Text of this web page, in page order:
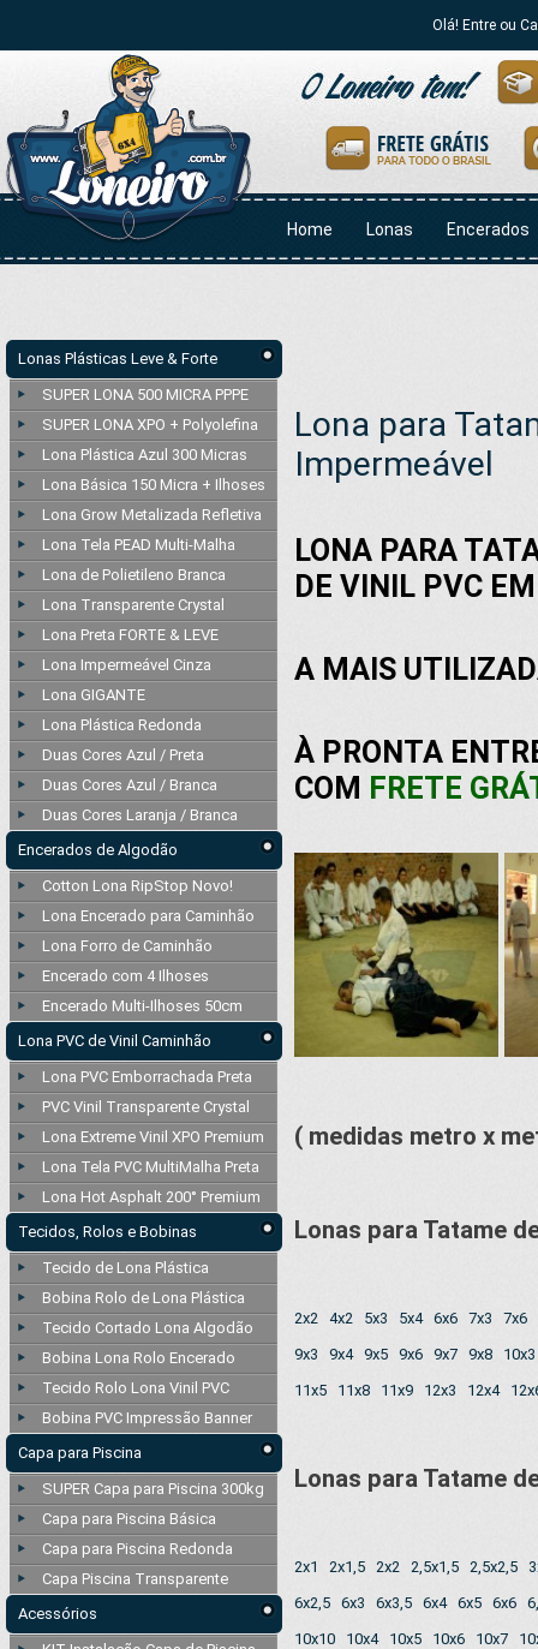
Olá! Entre ou
Home Lonas Encerados
Lonas Plásticas Leve & Forte
SUPER LONA 500 MICRA PPPE
SUPER LONA XPO + Polyolefina
Lona Plástica Azul 300 Micras
Lona Básica 150 Micra + Ilhoses
Lona Grow Metalizada Refletiva
Lona Tela PEAD Multi-Malha
Lona de Polietileno Branca
Lona Transparente Crystal
Lona Preta FORTE & LEVE
Lona Impermeável Cinza
Lona GIGANTE
Lona Plástica Redonda
Duas Cores Azul / Preta
Duas Cores Azul / Branca
Duas Cores Laranja / Branca
Encerados de Algodão
Cotton Lona RipStop Novo!
Lona Encerado para Caminhão
Lona Forro de Caminhão
Encerado com 4 Ilhoses
Encerado Multi-Ilhoses 50cm
Lona PVC de Vinil Caminhão
Lona PVC Emborrachada Preta
PVC Vinil Transparente Crystal
Lona Extreme Vinil XPO Premium
Lona Tela PVC MultiMalha Preta
Lona Hot Asphalt 200° Premium
Tecidos, Rolos e Bobinas
Tecido de Lona Plástica
Bobina Rolo de Lona Plástica
Tecido Cortado Lona Algodão
Bobina Lona Rolo Encerado
Tecido Rolo Lona Vinil PVC
Bobina PVC Impressão Banner
Capa para Piscina
SUPER Capa para Piscina 300kg
Capa para Piscina Básica
Capa para Piscina Redonda
Capa Piscina Transparente
Acessórios
Lona para
Impermeável
LONA PARA
DE VINIL PVC
A MAIS
À PRONTA
COM FRETE
( medidas metro x
Lonas para Tatame
2x2 4x2 5x3 5x4 6x6 7x3
7x6
9x3
9x4 9x5 9x6 9x7 9x8
10x3
11x5
11x8 11x9 12x3 12x4
Lonas para Tatame
2x1 2x1,5 2x2 2,5x1,5 2,5x2,5
6x2,5 6x3 6x3,5 6x4 6x5 6x6
10x10
10x4 10x5 10x6 10x7